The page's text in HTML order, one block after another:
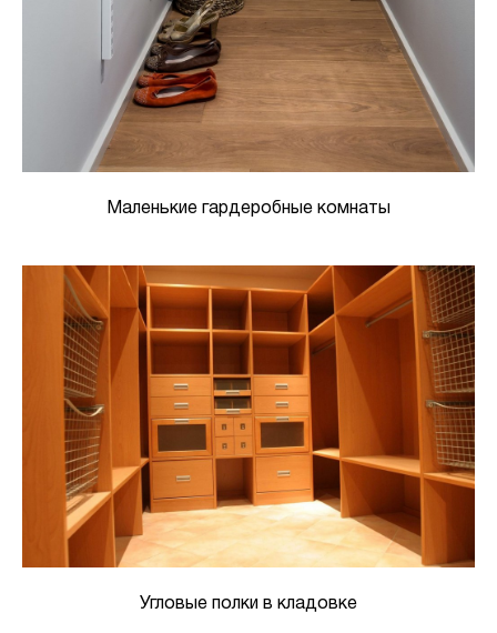
Маленькие гардеробные комнаты
Угловые полки в кладовке